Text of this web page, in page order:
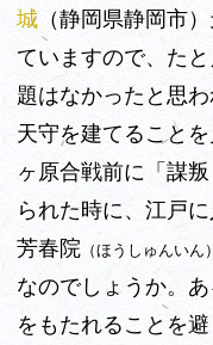
城 （静岡県静岡市
ていますので、た
題はなかったと思
天守を建てること
ヶ原合戦前に「謀叛
られた時に、江戸
芳春院 （ほうしゅんいん）
なのでしょうか。
をもたれることを避